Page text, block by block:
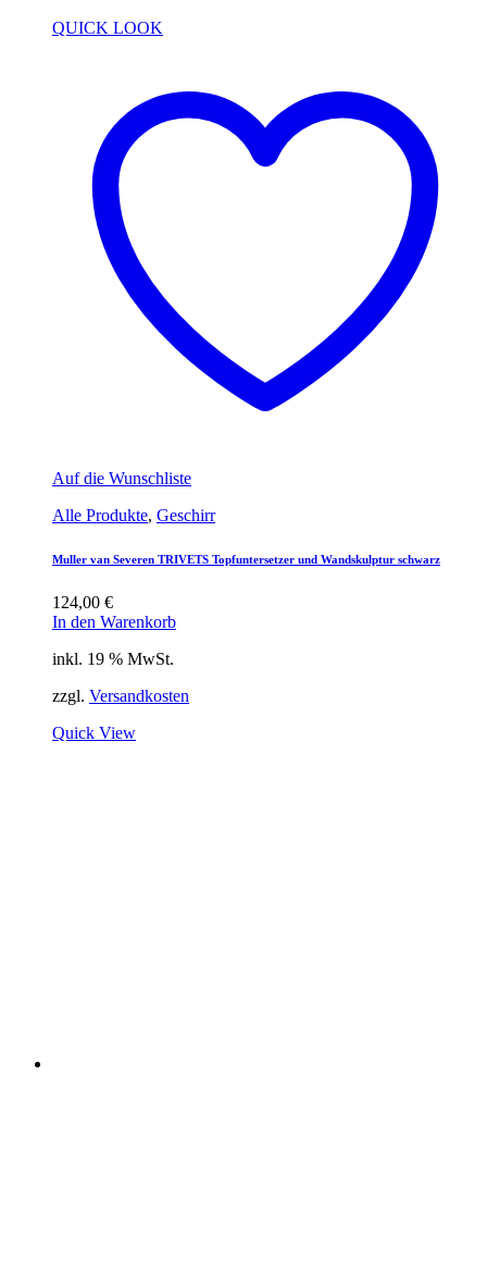
QUICK LOOK
Auf die Wunschliste
Alle Produkte, Geschirr
Muller van Severen TRIVETS Topfuntersetzer und Wandskulptur schwarz
124,00 €
In den Warenkorb
inkl. 19 % MwSt.
zzgl. Versandkosten
Quick View